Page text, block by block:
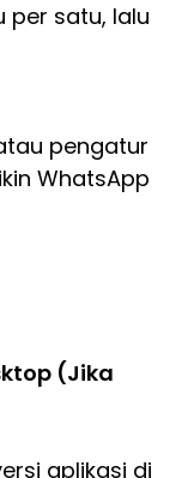
per satu, lalu
pengatur
WhatsApp
(Jika
aplikasi di